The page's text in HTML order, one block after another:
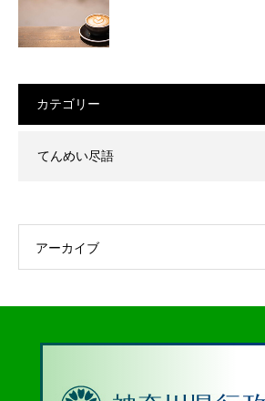
カテゴリー
てんめい尽語
アーカイブ